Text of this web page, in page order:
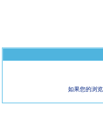
如果您的浏